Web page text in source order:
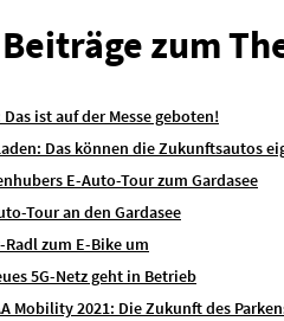
zum
Das ist auf der Messe geboten!
Das können die Zukunftsautos
E-Auto-Tour zum Gardasee
Tour an den Gardasee
zum E-Bike um
5G-Netz geht in Betrieb
Mobility 2021: Die Zukunft des